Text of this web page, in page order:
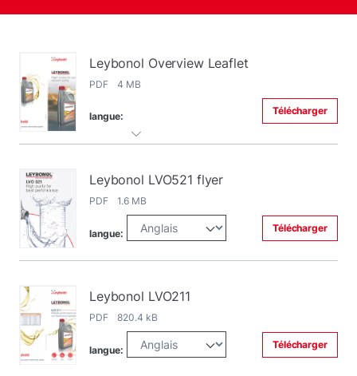
Leybonol Overview Leaflet
PDF 4 MB
langue: Télécharger
Leybonol LVO521 flyer
PDF 1.6 MB
langue: Télécharger
Leybonol LVO211
PDF 820.4 kB
langue: Télécharger